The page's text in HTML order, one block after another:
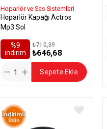
Hoparlör ve Ses Sistemleri
Hoparlör Kapağı Actros
Mp3 Sol
%9
i̇ndirim
₺646,68
₺710,39
Sepete Ekle